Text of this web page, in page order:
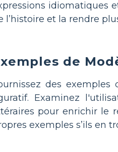
idiomatiques
l’histoire et la rendre
de
des
Examinez
pour enrichir le
exemples s’ils en